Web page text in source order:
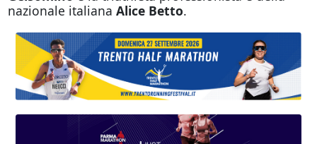
nazionale italiana Alice Betto.